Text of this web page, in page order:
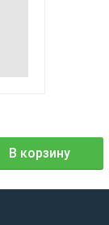
В корзину